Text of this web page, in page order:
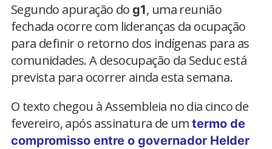
Segundo apuração do g1, uma reunião
fechada ocorre com lideranças da ocupação
para definir o retorno dos indígenas para as
comunidades. A desocupação da Seduc está
prevista para ocorrer ainda esta semana.
O texto chegou à Assembleia no dia cinco de
fevereiro, após assinatura de umtermo de
compromisso entre o governador Helder